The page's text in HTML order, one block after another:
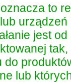
to
jest
do
lub